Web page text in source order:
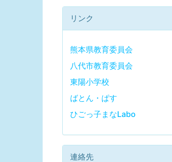
リンク
熊本県教育委員会
八代市教育委員会
東陽小学校
ばとん・ぱす
ひごっ子まなLabo
連絡先